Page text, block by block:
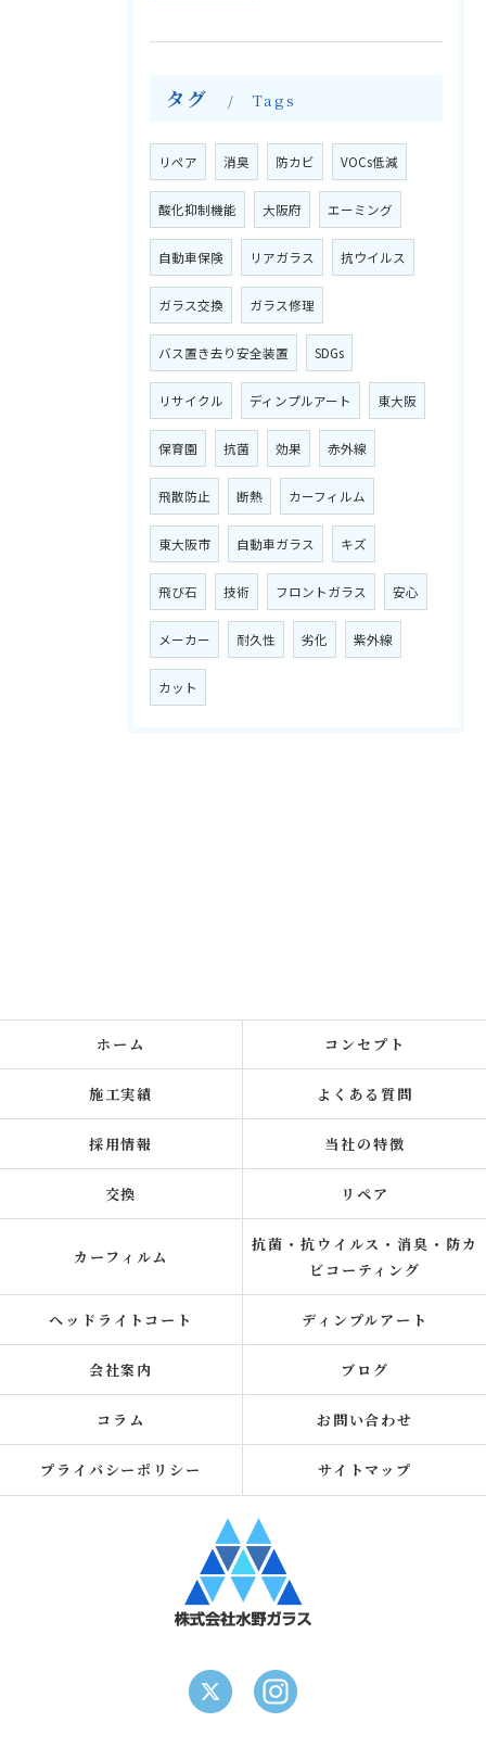
タグ Tags
リペア 消臭 防カビ VOCs低減
酸化抑制機能 大阪府 エーミング
自動車保険 リアガラス 抗ウイルス
ガラス交換 ガラス修理
バス置き去り安全装置 SDGs
リサイクル ディンプルアート 東大阪
保育園 抗菌 効果 赤外線
飛散防止 断熱 カーフィルム
東大阪市 自動車ガラス キズ
飛び石 技術 フロントガラス 安心
メーカー 耐久性 劣化 紫外線
カット
ホーム コンセプト
施工実績 よくある質問
採用情報 当社の特徴
交換 リペア
カーフィルム
抗菌・抗ウイルス・消臭・防カ
ビコーティング
ヘッドライトコート ディンプルアート
会社案内 ブログ
コラム お問い合わせ
プライバシーポリシー サイトマップ